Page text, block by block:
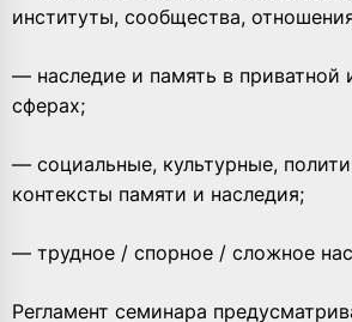
институты, сообщества,
— наследие и память в приватной
сферах;
— социальные, культурные,
контексты памяти и наследия;
— трудное / спорное / сложное
Регламент семинара